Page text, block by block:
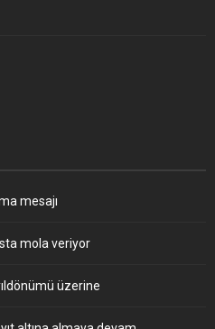
mesajı
mola veriyor
üzerine